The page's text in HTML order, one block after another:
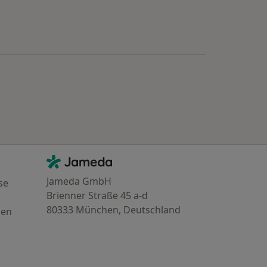
Kontakt
Jameda - Startseite
Jameda GmbH
Brienner Straße 45 a-d
80333 München, Deutschland